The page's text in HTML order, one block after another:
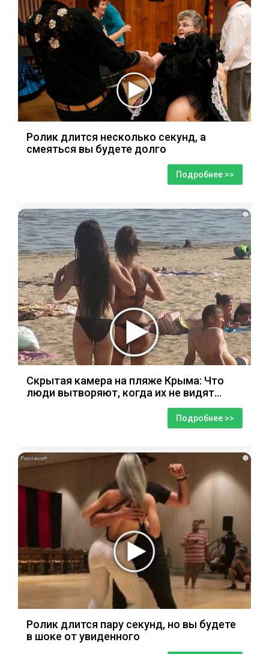
Ролик длится несколько секунд, а
смеяться вы будете долго
Подробнее >>
i
Скрытая камера на пляже Крыма: Что
люди вытворяют, когда их не видят...
Подробнее >>
i
Ролик длится пару секунд, но вы будете
в шоке от увиденного